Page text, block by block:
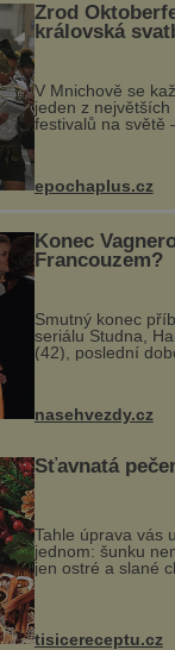
Zrod
královská
odstartovala
festival světa
V Mnichově se
jeden z
festivalů na světě
návštěvníků, kteří
kultur...
epochaplus.cz
Konec
Francouzem?
Smutný konec
seriálu Studna,
(42), poslední
nasehvezdy.cz
Šťavnatá
Tahle úprava vás
jednom: šunku
jen ostré a slané
nakrmíte poměrně
krků. Ingredience
vcelku 3 stroužky
tisicereceptu.cz